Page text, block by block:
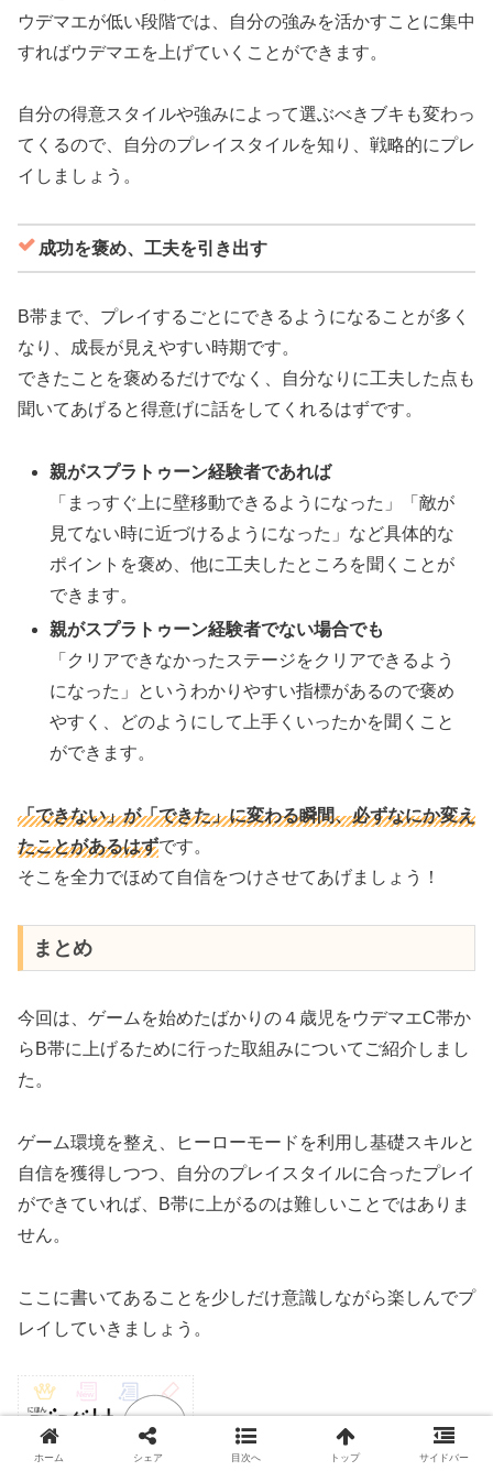
ウデマエが低い段階では、自分の強みを活かすことに集中
すればウデマエを上げていくことができます。
自分の得意スタイルや強みによって選ぶべきブキも変わっ
てくるので、自分のプレイスタイルを知り、戦略的にプレ
イしましょう。
成功を褒め、工夫を引き出す
B帯まで、プレイするごとにできるようになることが多く
なり、成長が見えやすい時期です。
できたことを褒めるだけでなく、自分なりに工夫した点も
聞いてあげると得意げに話をしてくれるはずです。
親がスプラトゥーン経験者であれば
「まっすぐ上に壁移動できるようになった」「敵が
見てない時に近づけるようになった」など具体的な
ポイントを褒め、他に工夫したところを聞くことが
できます。
親がスプラトゥーン経験者でない場合でも
「クリアできなかったステージをクリアできるよう
になった」というわかりやすい指標があるので褒め
やすく、どのようにして上手くいったかを聞くこと
ができます。
「できない」が「できた」に変わる瞬間、必ずなにか変え
たことがあるはずです。
そこを全力でほめて自信をつけさせてあげましょう！
まとめ
今回は、ゲームを始めたばかりの４歳児をウデマエC帯か
らB帯に上げるために行った取組みについてご紹介しまし
た。
ゲーム環境を整え、ヒーローモードを利用し基礎スキルと
自信を獲得しつつ、自分のプレイスタイルに合ったプレイ
ができていれば、B帯に上がるのは難しいことではありま
せん。
ここに書いてあることを少しだけ意識しながら楽しんでプ
レイしていきましょう。
ホーム シェア 目次へ トップ サイドバー